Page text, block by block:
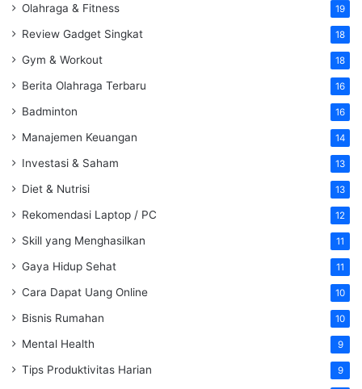
Olahraga & Fitness 19
Review Gadget Singkat 18
Gym & Workout 18
Berita Olahraga Terbaru 16
Badminton 16
Manajemen Keuangan 14
Investasi & Saham 13
Diet & Nutrisi 13
Rekomendasi Laptop / PC 12
Skill yang Menghasilkan 11
Gaya Hidup Sehat 11
Cara Dapat Uang Online 10
Bisnis Rumahan 10
Mental Health 9
Tips Produktivitas Harian 9